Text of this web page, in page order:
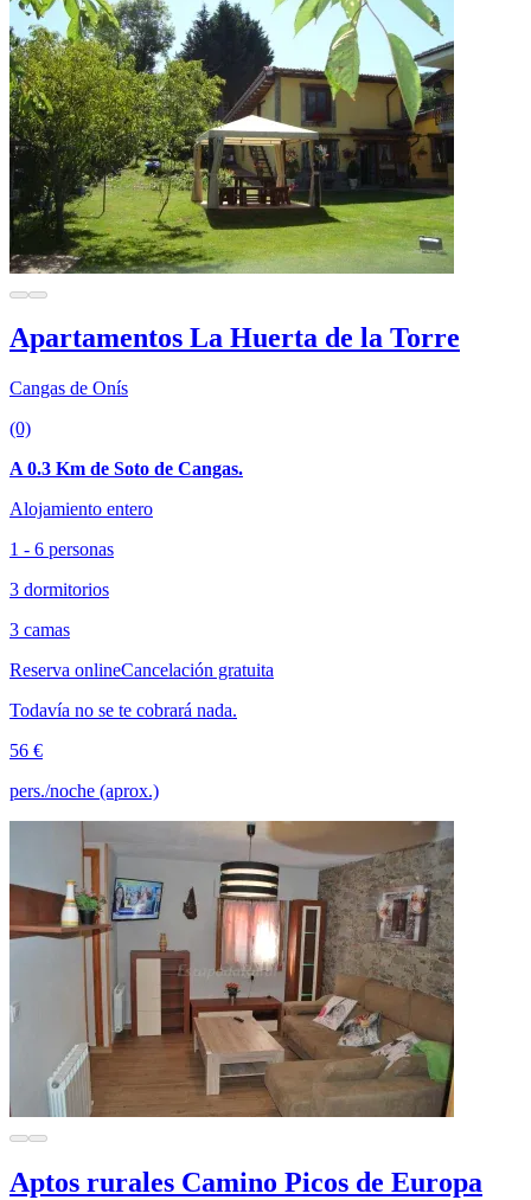
Apartamentos La Huerta de la Torre
Cangas de Onís
(0)
A 0.3 Km de Soto de Cangas.
Alojamiento entero
1 - 6 personas
3 dormitorios
3 camas
Reserva onlineCancelación gratuita
Todavía no se te cobrará nada.
56 €
pers./noche (aprox.)
Aptos rurales Camino Picos de Europa